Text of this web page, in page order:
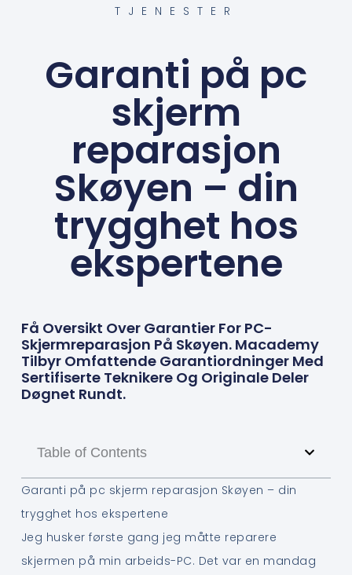
TJENESTER
Garanti på pc
skjerm
reparasjon
Skøyen – din
trygghet hos
ekspertene
Få Oversikt Over Garantier For PC-
Skjermreparasjon På Skøyen. Macademy
Tilbyr Omfattende Garantiordninger Med
Sertifiserte Teknikere Og Originale Deler
Døgnet Rundt.
Table of Contents
Garanti på pc skjerm reparasjon Skøyen – din
trygghet hos ekspertene
Jeg husker første gang jeg måtte reparere
skjermen på min arbeids-PC. Det var en mandag